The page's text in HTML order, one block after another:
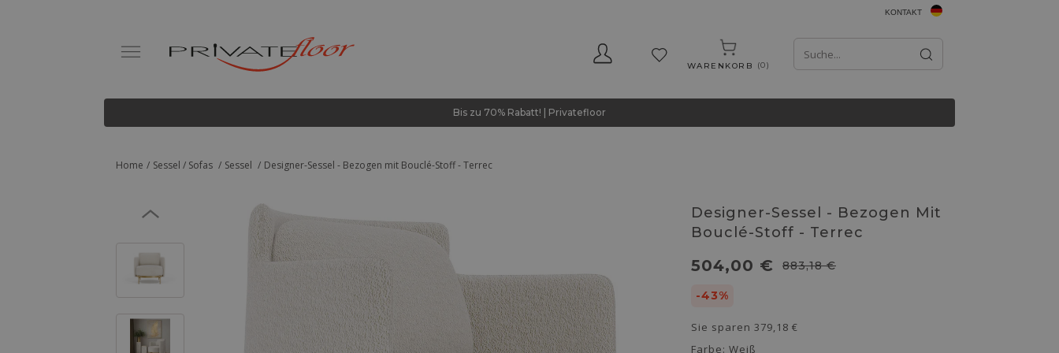
KONTAKT
WARENKORB 0
Bis zu 70% Rabatt! | Privatefloor
Home Sessel / Sofas Sessel Designer-Sessel - Bezogen mit Bouclé-Stoff - Terrec
Designer-Sessel - Bezogen Mit
Bouclé-Stoff - Terrec
504,00 € 883,18 €
-43%
Sie sparen 379,18 €
Farbe: Weiß